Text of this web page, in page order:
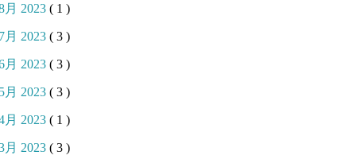
月 2023 ( 1 )
7月 2023 ( 3 )
月 2023 ( 3 )
5月 2023 ( 3 )
月 2023 ( 1 )
月 2023 ( 3 )